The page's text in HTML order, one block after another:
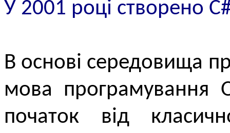
У 2001 році створено
В основі середовища
мова програмування
початок від